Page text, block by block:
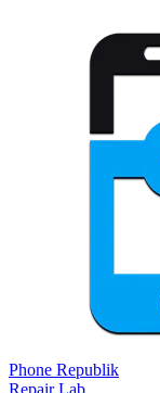
Phone Republik
Repair Lab